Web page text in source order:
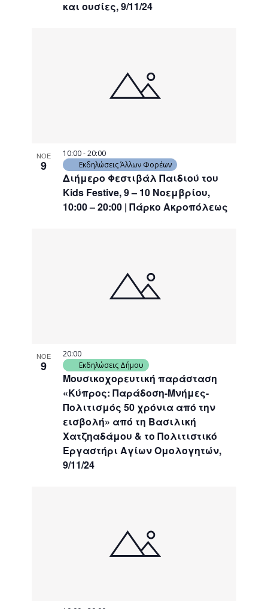
και ουσίες, 9/11/24
ΝΟΕ
9
Διήμερο Φεστιβάλ Παιδιού του
Kids Festive, 9 – 10 Νοεμβρίου,
10:00 – 20:00 | Πάρκο Ακροπόλεως
10:00-20:00
Εκδηλώσεις Άλλων Φορέων
ΝΟΕ
9
Μουσικοχορευτική παράσταση
«Κύπρος: Παράδοση-Μνήμες-
Πολιτισμός 50 χρόνια από την
εισβολή» από τη Βασιλική
Χατζηαδάμου & το Πολιτιστικό
Εργαστήρι Αγίων Ομολογητών,
9/11/24
20:00
Εκδηλώσεις Δήμου